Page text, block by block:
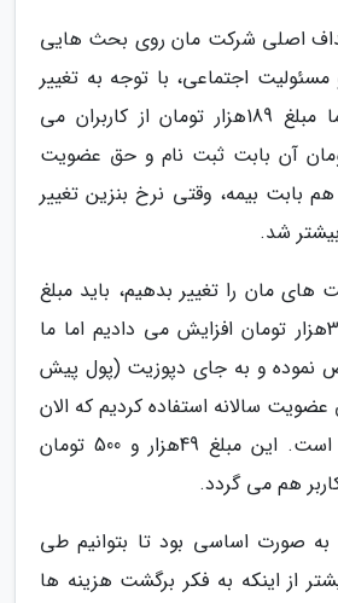
اصلی شرکت مان روی بحث هایی
اجتماعی، با توجه به تغییر
قیمت بنزین، چون ما مبلغ 189هزار تومان از کاربران می
159هزار تومان آن بابت ثبت نام و حق عضویت
تومان هم بابت بیمه، وقتی نرخ بنزین تغییر
شد.
های مان را تغییر بدهیم، باید مبلغ
مان را تا بیش از 360هزار تومان افزایش می دادیم اما ما
نموده و به جای دپوزیت (پول پیش
سالانه استفاده کردیم که الان
49هزار و 500 تومان است. این مبلغ 49هزار و 500 تومان
هم می گردد.
صورت اساسی بود تا بتوانیم طی
از اینکه به فکر برگشت هزینه ها